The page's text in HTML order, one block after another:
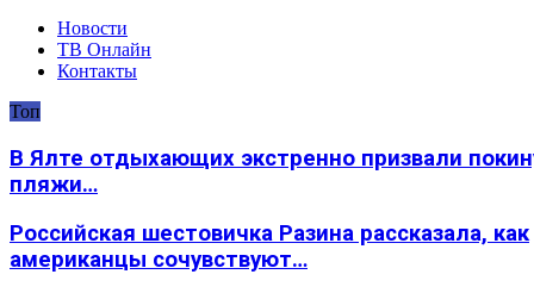
Новости
ТВ Онлайн
Контакты
Топ
В Ялте отдыхающих экстренно призвали
пляжи…
Российская шестовичка Разина рассказала, как
американцы сочувствуют…